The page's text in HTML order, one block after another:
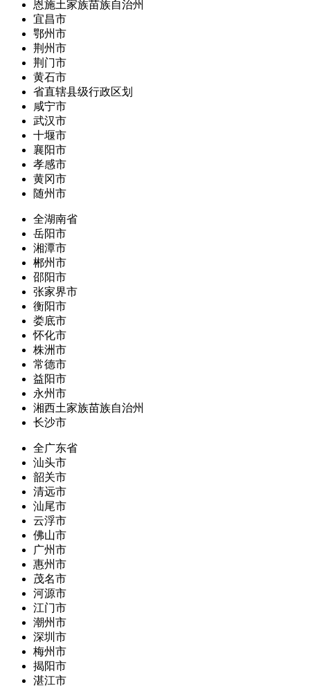
恩施土家族苗族自治州
宜昌市
鄂州市
荆州市
荆门市
黄石市
省直辖县级行政区划
咸宁市
武汉市
十堰市
襄阳市
孝感市
黄冈市
随州市
全湖南省
岳阳市
湘潭市
郴州市
邵阳市
张家界市
衡阳市
娄底市
怀化市
株洲市
常德市
益阳市
永州市
湘西土家族苗族自治州
长沙市
全广东省
汕头市
韶关市
清远市
汕尾市
云浮市
佛山市
广州市
惠州市
茂名市
河源市
江门市
潮州市
深圳市
梅州市
揭阳市
湛江市